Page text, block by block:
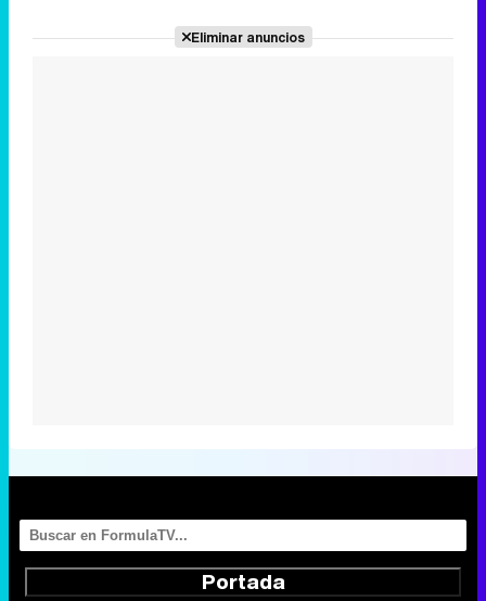
Eliminar anuncios
Portada